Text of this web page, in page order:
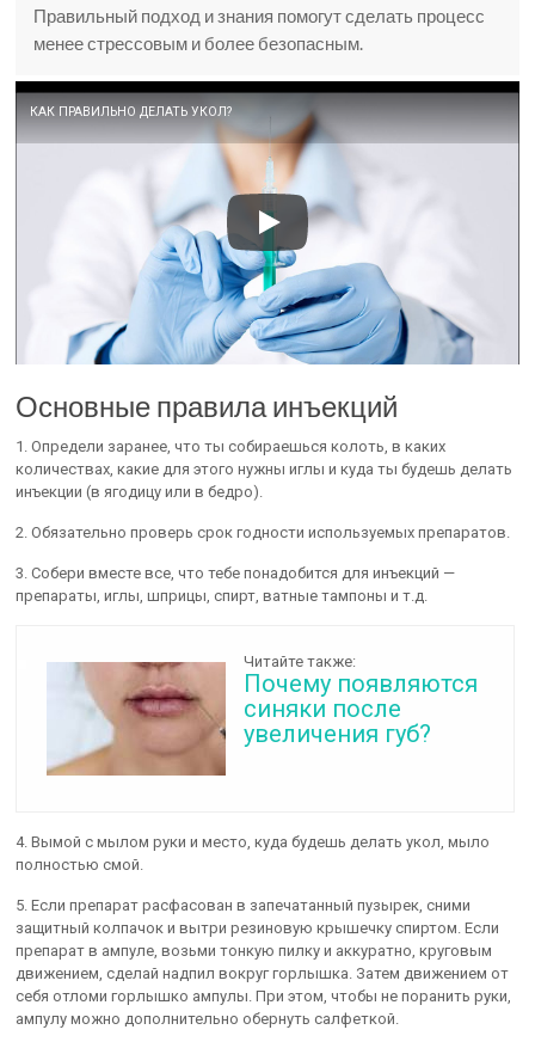
Правильный подход и знания помогут сделать процесс
менее стрессовым и более безопасным.
КАК ПРАВИЛЬНО ДЕЛАТЬ УКОЛ?
Основные правила инъекций
1. Определи заранее, что ты собираешься колоть, в каких
количествах, какие для этого нужны иглы и куда ты будешь делать
инъекции (в ягодицу или в бедро).
2. Обязательно проверь срок годности используемых препаратов.
3. Собери вместе все, что тебе понадобится для инъекций —
препараты, иглы, шприцы, спирт, ватные тампоны и т.д.
Читайте также:
Почему появляются
синяки после
увеличения губ?
4. Вымой с мылом руки и место, куда будешь делать укол, мыло
полностью смой.
5. Если препарат расфасован в запечатанный пузырек, сними
защитный колпачок и вытри резиновую крышечку спиртом. Если
препарат в ампуле, возьми тонкую пилку и аккуратно, круговым
движением, сделай надпил вокруг горлышка. Затем движением от
себя отломи горлышко ампулы. При этом, чтобы не поранить руки,
ампулу можно дополнительно обернуть салфеткой.